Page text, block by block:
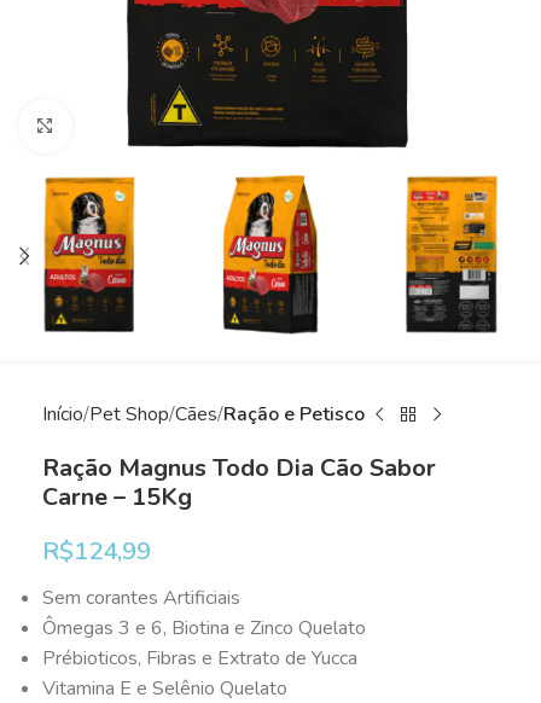
Clique para ampliar
Início Pet Shop Cães Ração e Petisco
Ração Magnus Todo Dia Cão Sabor
Carne – 15Kg
R$124,99
Sem corantes Artificiais
Ômegas 3 e 6, Biotina e Zinco Quelato
Prébioticos, Fibras e Extrato de Yucca
Vitamina E e Selênio Quelato